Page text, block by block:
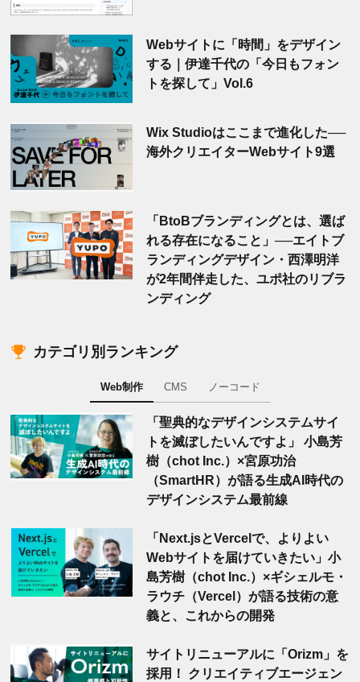
Webサイトに「時間」をデザイン
する｜伊達千代の「今日もフォン
トを探して」Vol.6
Wix Studioはここまで進化した──
海外クリエイターWebサイト9選
「BtoBブランディングとは、選ば
れる存在になること」──エイトブ
ランディングデザイン・西澤明洋
が2年間伴走した、ユポ社のリブラ
ンディング
カテゴリ別ランキング
Web制作 CMS ノーコード
「聖典的なデザインシステムサイ
トを滅ぼしたいんですよ」 小島芳
樹（chot Inc.）×宮原功治
（SmartHR）が語る生成AI時代の
デザインシステム最前線
「Next.jsとVercelで、よりよい
Webサイトを届けていきたい」小
島芳樹（chot Inc.）×ギシェルモ・
ラウチ（Vercel）が語る技術の意
義と、これからの開発
サイトリニューアルに「Orizm」を
採用！ クリエイティブエージェン